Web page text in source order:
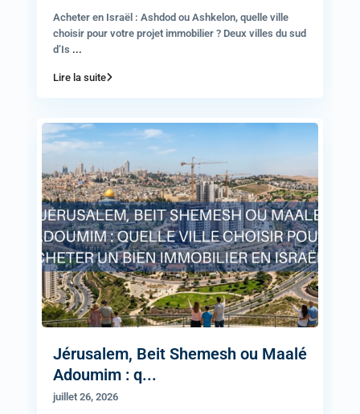
Acheter en Israël : Ashdod ou Ashkelon, quelle ville
choisir pour votre projet immobilier ? Deux villes du sud
d’Is ...
Lire la suite
Jérusalem, Beit Shemesh ou Maalé
Adoumim : q...
juillet 26, 2026